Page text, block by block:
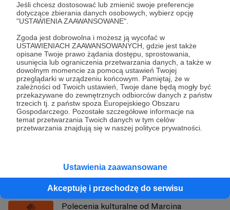
Jeśli chcesz dostosować lub zmienić swoje preferencje
dotyczące zbierania danych osobowych, wybierz opcję
"USTAWIENIA ZAAWANSOWANE".
Zgoda jest dobrowolna i możesz ją wycofać w
USTAWIENIACH ZAAWANSOWANYCH, gdzie jest także
opisane Twoje prawo żądania dostępu, sprostowania,
usunięcia lub ograniczenia przetwarzania danych, a także w
dowolnym momencie za pomocą ustawień Twojej
przeglądarki w urządzeniu końcowym. Pamiętaj, że w
zależności od Twoich ustawień, Twoje dane będą mogły być
przekazywane do zewnętrznych odbiorców danych z państw
trzecich tj. z państw spoza Europejskiego Obszaru
Gospodarczego. Pozostałe szczegółowe informacje na
temat przetwarzania Twoich danych w tym celów
przetwarzania znajdują się w naszej polityce prywatności.
Ustawienia zaawansowane
Akceptuję i przechodzę do serwisu
Radio 357
Zobacz profil autora
Zobacz również
Polecenia kulturalne od Marcina